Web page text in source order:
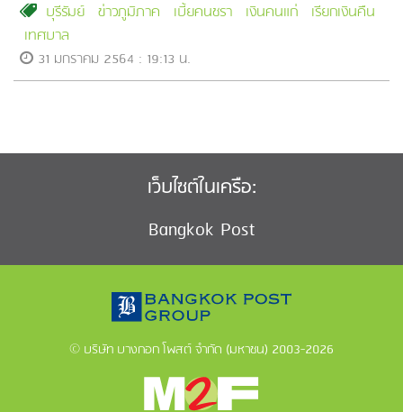
บุรีรัมย์ ข่าวภูมิภาค เบี้ยคนชรา เงินคนแก่
เรียกเงินคืน
เทศบาล
31 มกราคม 2564 : 19:13 น.
เว็บไซต์ในเครือ:
Bangkok Post
© บริษัท บางกอก โพสต์ จำกัด (มหาชน) 2003-2026